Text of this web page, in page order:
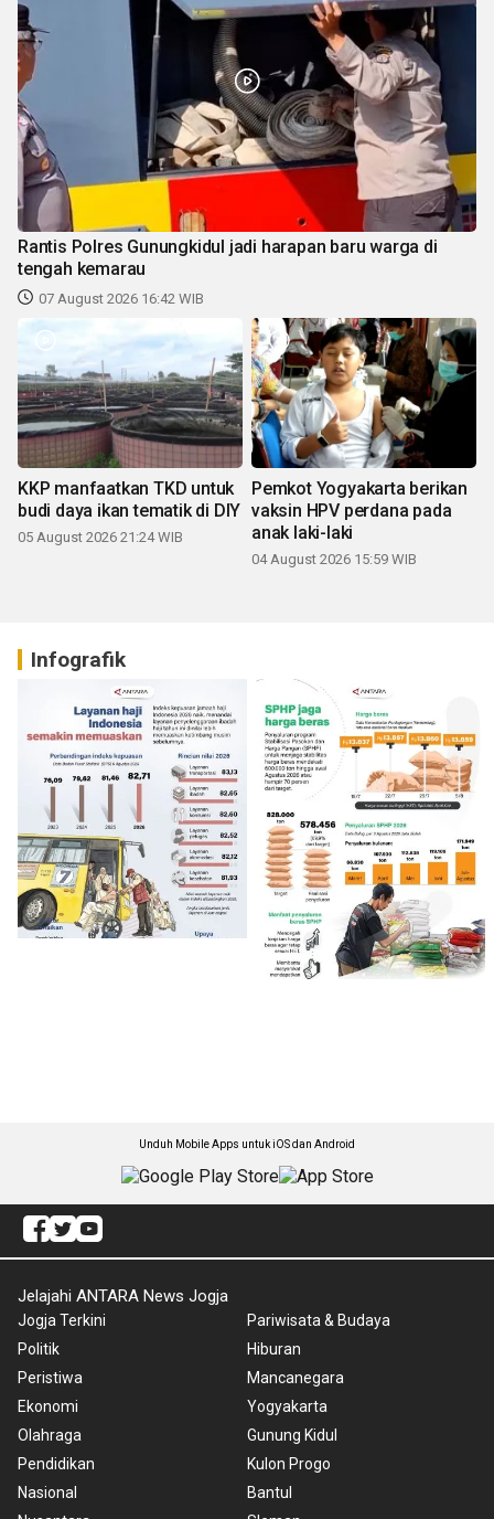
Rantis Polres Gunungkidul jadi harapan baru warga di
tengah kemarau
07 August 2026 16:42 WIB
KKP manfaatkan TKD untuk
budi daya ikan tematik di DIY
05 August 2026 21:24 WIB
Pemkot Yogyakarta berikan
vaksin HPV perdana pada
anak laki-laki
04 August 2026 15:59 WIB
Infografik
Unduh Mobile Apps untuk iOS dan Android
Jelajahi ANTARA News Jogja
Jogja Terkini
Politik
Peristiwa
Ekonomi
Olahraga
Pendidikan
Nasional
Pariwisata & Budaya
Hiburan
Mancanegara
Yogyakarta
Gunung Kidul
Kulon Progo
Bantul